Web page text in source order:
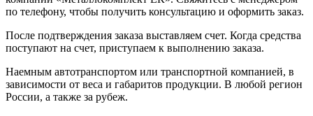
по телефону, чтобы получить консультацию и оформить заказ.
После подтверждения заказа выставляем счет. Когда средства
поступают на счет, приступаем к выполнению заказа.
Наемным автотранспортом или транспортной компанией, в
зависимости от веса и габаритов продукции. В любой регион
России, а также за рубеж.